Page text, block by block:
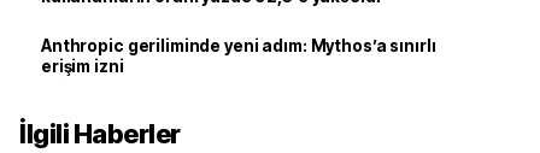
Anthropic geriliminde yeni adım: Mythos’a sınırlı
erişim izni
İlgili Haberler